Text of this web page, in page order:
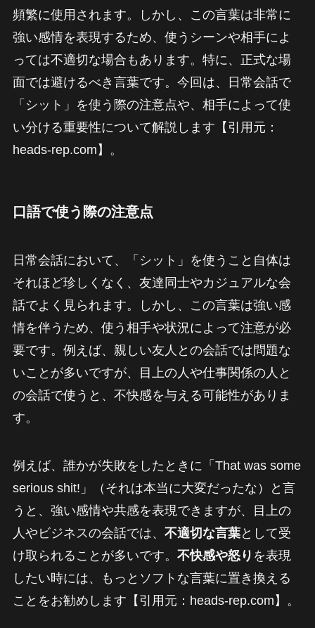
頻繁に使用されます。しかし、この言葉は非常に
強い感情を表現するため、使うシーンや相手によ
っては不適切な場合もあります。特に、正式な場
面では避けるべき言葉です。今回は、日常会話で
「シット」を使う際の注意点や、相手によって使
い分ける重要性について解説します【引用元：
heads-rep.com】。
口語で使う際の注意点
日常会話において、「シット」を使うこと自体は
それほど珍しくなく、友達同士やカジュアルな会
話でよく見られます。しかし、この言葉は強い感
情を伴うため、使う相手や状況によって注意が必
要です。例えば、親しい友人との会話では問題な
いことが多いですが、目上の人や仕事関係の人と
の会話で使うと、不快感を与える可能性がありま
す。
例えば、誰かが失敗をしたときに「That was some
serious shit!」（それは本当に大変だったな）と言
うと、強い感情や共感を表現できますが、目上の
人やビジネスの会話では、 不適切な言葉として受
け取られることが多いです。 不快感や怒り を表現
したい時には、もっとソフトな言葉に置き換える
ことをお勧めします【引用元：heads-rep.com】。